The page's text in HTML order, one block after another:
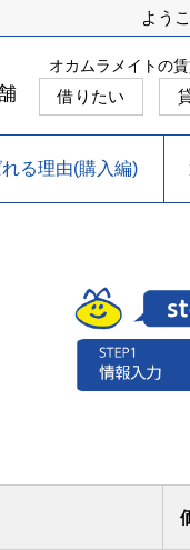
よう
オカムラメイトの
借りたい
る理由(購入編)